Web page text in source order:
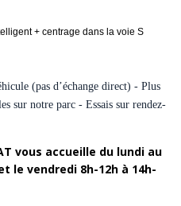
+ centrage dans la voie S
(pas d’échange direct) - Plus
sur notre parc - Essais sur rendez-
vous accueille du lundi au
le vendredi 8h-12h à 14h-